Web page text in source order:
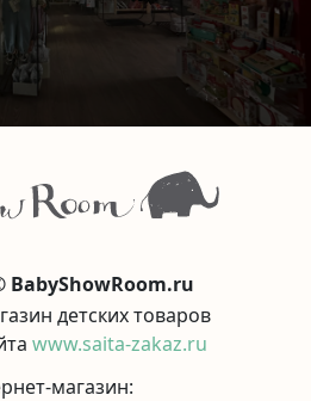
BabyShowRoom.ru
детских товаров
www.saita-zakaz.ru
магазин: